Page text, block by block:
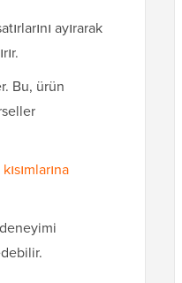
ayırarak
Bu, ürün